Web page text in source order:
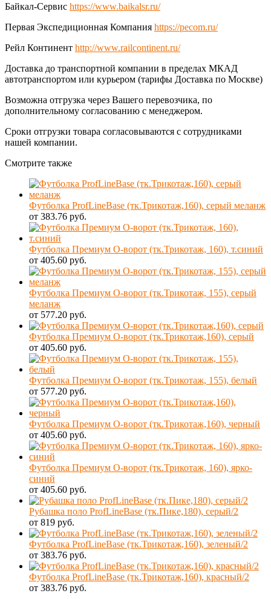
Байкал-Сервис https://www.baikalsr.ru/
Первая Экспедиционная Компания https://pecom.ru/
Рейл Континент http://www.railcontinent.ru/
Доставка до транспортной компании в пределах МКАД
автотранспортом или курьером (тарифы Доставка по Москве)
Возможна отгрузка через Вашего перевозчика, по
дополнительному согласованию с менеджером.
Сроки отгрузки товара согласовываются с сотрудниками
нашей компании.
Смотрите также
Футболка ProfLineBase (тк.Трикотаж,160), серый меланж
от 383.76 руб.
Футболка Премиум О-ворот (тк.Трикотаж, 160), т.синий
от 405.60 руб.
Футболка Премиум О-ворот (тк.Трикотаж, 155), серый
меланж
от 577.20 руб.
Футболка Премиум О-ворот (тк.Трикотаж,160), серый
от 405.60 руб.
Футболка Премиум О-ворот (тк.Трикотаж, 155), белый
от 577.20 руб.
Футболка Премиум О-ворот (тк.Трикотаж,160), черный
от 405.60 руб.
Футболка Премиум О-ворот (тк.Трикотаж, 160), ярко-
синий
от 405.60 руб.
Рубашка поло ProfLineBase (тк.Пике,180), серый/2
от 819 руб.
Футболка ProfLineBase (тк.Трикотаж,160), зеленый/2
от 383.76 руб.
Футболка ProfLineBase (тк.Трикотаж,160), красный/2
от 383.76 руб.